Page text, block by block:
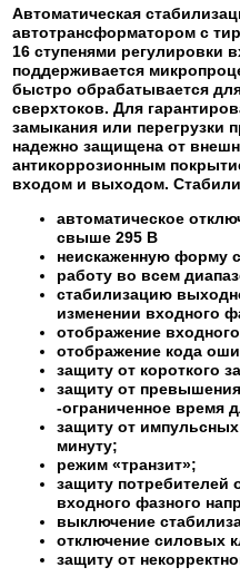
Автоматическая
автотрансформатором с
16 ступенями регулировки
поддерживается
быстро обрабатывается
сверхтоков. Для
замыкания или перегрузки
надежно защищена от
антикоррозионным
входом и выходом.
автоматическое
свыше 295 В
неискаженную форму
работу во всем
стабилизацию
изменении входного
отображение
отображение кода
защиту от короткого
защиту от
-ограниченное время
защиту от импульсных
минуту;
режим «транзит»;
защиту потребителей
входного фазного
выключение
отключение силовых
защиту от